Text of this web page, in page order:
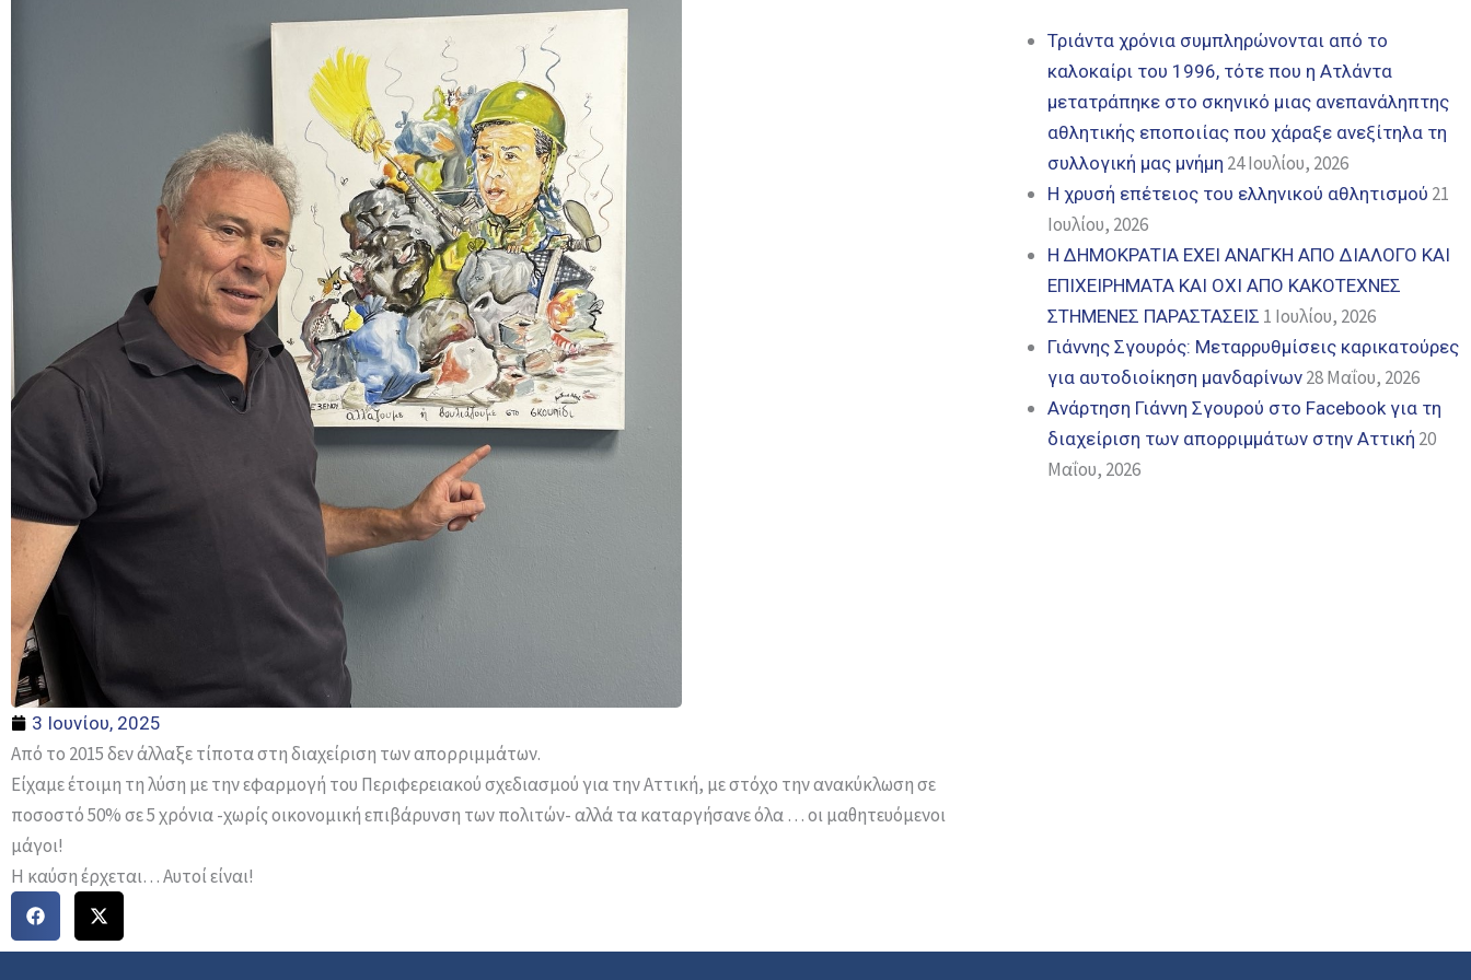
3 Ιουνίου, 2025
Από το 2015 δεν άλλαξε τίποτα στη διαχείριση των απορριμμάτων.
Είχαμε έτοιμη τη λύση με την εφαρμογή του Περιφερειακού σχεδιασμού για την Αττική, με στόχο την ανακύκλωση σε
ποσοστό 50% σε 5 χρόνια -χωρίς οικονομική επιβάρυνση των πολιτών- αλλά τα καταργήσανε όλα … οι μαθητευόμενοι
μάγοι!
Η καύση έρχεται… Αυτοί είναι!
Τριάντα χρόνια συμπληρώνονται από το
καλοκαίρι του 1996, τότε που η Ατλάντα
μετατράπηκε στο σκηνικό μιας ανεπανάληπτης
αθλητικής εποποιίας που χάραξε ανεξίτηλα τη
συλλογική μας μνήμη 24 Ιουλίου, 2026
Η χρυσή επέτειος του ελληνικού αθλητισμού 21
Ιουλίου, 2026
Η ΔΗΜΟΚΡΑΤΙΑ ΕΧΕΙ ΑΝΑΓΚΗ ΑΠΟ ΔΙΑΛΟΓΟ ΚΑΙ
ΕΠΙΧΕΙΡΗΜΑΤΑ ΚΑΙ ΟΧΙ ΑΠΟ ΚΑΚΟΤΕΧΝΕΣ
ΣΤΗΜΕΝΕΣ ΠΑΡΑΣΤΑΣΕΙΣ 1 Ιουλίου, 2026
Γιάννης Σγουρός: Μεταρρυθμίσεις καρικατούρες
για αυτοδιοίκηση μανδαρίνων 28 Μαΐου, 2026
Ανάρτηση Γιάννη Σγουρού στο Facebook για τη
διαχείριση των απορριμμάτων στην Αττική 20
Μαΐου, 2026